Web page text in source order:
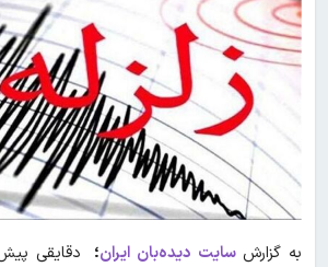
به گزارشسایت دیده‌بان ایران؛